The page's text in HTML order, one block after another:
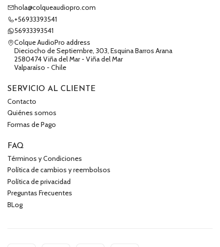
hola@colqueaudiopro.com
+56933393541
56933393541
Colque AudioPro address
Dieciocho de Septiembre, 303, Esquina Barros Arana
2580474 Viña del Mar - Viña del Mar
Valparaíso - Chile
SERVICIO AL CLIENTE
Contacto
Quiénes somos
Formas de Pago
FAQ
Términos y Condiciones
Política de cambios y reembolsos
Política de privacidad
Preguntas Frecuentes
BLog